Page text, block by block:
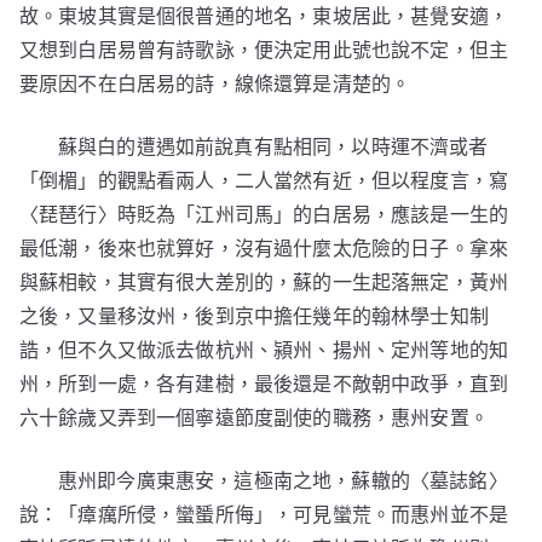
故。東坡其實是個很普通的地名，東坡居此，甚覺安適，
又想到白居易曾有詩歌詠，便決定用此號也說不定，但主
要原因不在白居易的詩，線條還算是清楚的。
蘇與白的遭遇如前說真有點相同，以時運不濟或者
「倒楣」的觀點看兩人，二人當然有近，但以程度言，寫
〈琵琶行〉時貶為「江州司馬」的白居易，應該是一生的
最低潮，後來也就算好，沒有過什麼太危險的日子。拿來
與蘇相較，其實有很大差別的，蘇的一生起落無定，黃州
之後，又量移汝州，後到京中擔任幾年的翰林學士知制
誥，但不久又做派去做杭州、潁州、揚州、定州等地的知
州，所到一處，各有建樹，最後還是不敵朝中政爭，直到
六十餘歲又弄到一個寧遠節度副使的職務，惠州安置。
惠州即今廣東惠安，這極南之地，蘇轍的〈墓誌銘〉
說：「瘴癘所侵，蠻蜑所侮」，可見蠻荒。而惠州並不是